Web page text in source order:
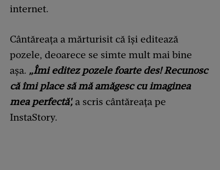
internet.
Cântăreața a mărturisit că își editează
pozele, deoarece se simte mult mai bine
așa. „Îmi editez pozele foarte des! Recunosc
că îmi place să mă amăgesc cu imaginea
mea perfectă', a scris cântăreața pe
InstaStory.